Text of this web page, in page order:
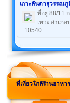
เกาะลันตาสุวรรณภู
ที่อยู่ 88/11
เทวะ อำเภ
10540 ...
ที่เที่ยวใกล้ร้านอาหา